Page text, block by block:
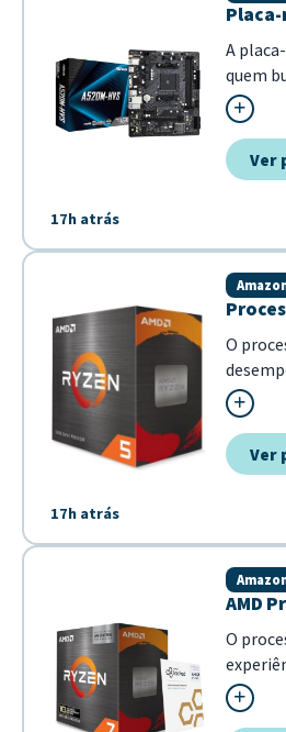
17h atrás
Placa-
A
quem
Ver
17h atrás
O
Ver
AMD
O